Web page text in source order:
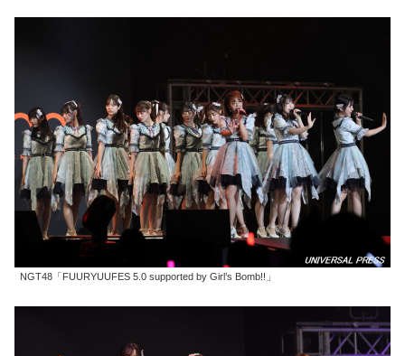
NGT48「FUURYUUFES 5.0 supported by Girl’s Bomb!!」